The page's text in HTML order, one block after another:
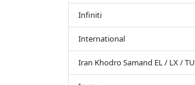
Infiniti
International
Iran Khodro Samand EL / LX / TU